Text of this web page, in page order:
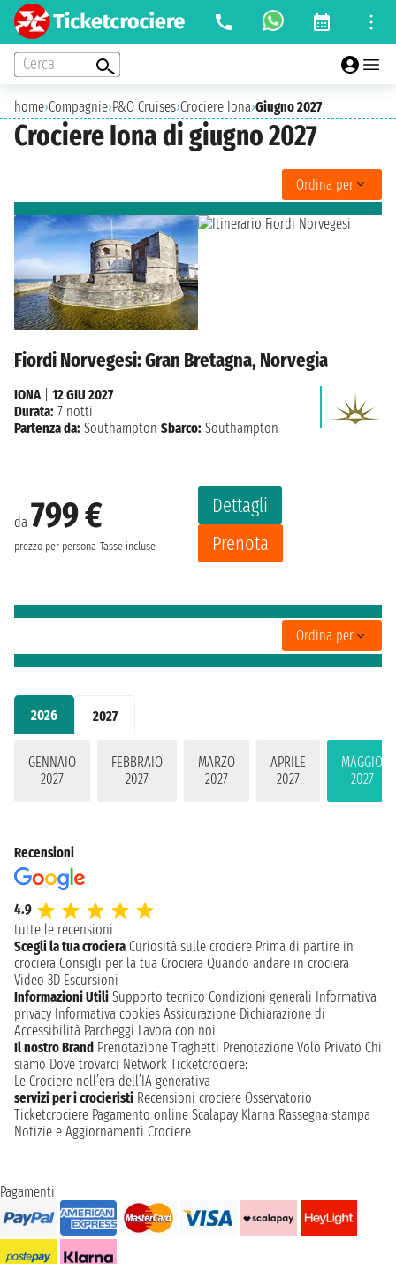
Cerca
home›Compagnie›P&O Cruises›Crociere Iona›Giugno 2027
Crociere Iona di giugno 2027
2026 2027
GENNAIO
2027
FEBBRAIO
2027
MARZO
2027
APRILE
2027
MAGGIO
2027
Ordina per
Fiordi Norvegesi: Gran Bretagna, Norvegia
da 799 €
prezzo per persona Tasse incluse
Dettagli
Prenota
IONA
12 GIU 2027
Durata: 7 notti
Partenza da: Southampton Sbarco: Southampton
Ordina per
Recensioni
4.9
tutte le recensioni
Scegli la tua crociera Curiosità sulle crociere Prima di partire in
crociera Consigli per la tua Crociera Quando andare in crociera
Video 3D Escursioni
Informazioni Utili Supporto tecnico Condizioni generali Informativa
privacy Informativa cookies Assicurazione Dichiarazione di
Accessibilità Parcheggi Lavora con noi
Il nostro Brand Prenotazione Traghetti Prenotazione Volo Privato Chi
siamo Dove trovarci Network Ticketcrociere:
Le Crociere nell’era dell’IA generativa
servizi per i crocieristi Recensioni crociere Osservatorio
Ticketcrociere Pagamento online Scalapay Klarna Rassegna stampa
Notizie e Aggiornamenti Crociere
Pagamenti